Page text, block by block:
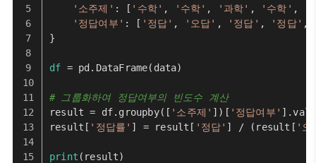
'소주제' : [ '수학' , '수학' , '과학' , '수학' ,
'정답여부' : [ '정답' , '오답' , '정답' , '정답' ,
}
df = pd.DataFrame(data)
# 그룹화하여 정답여부의 빈도수 계산
result = df.groupby([ '소주제' ])[ '정답여부'
result[ '정답률' ] = result[ '정답' ] / (result[ '오
print (result)